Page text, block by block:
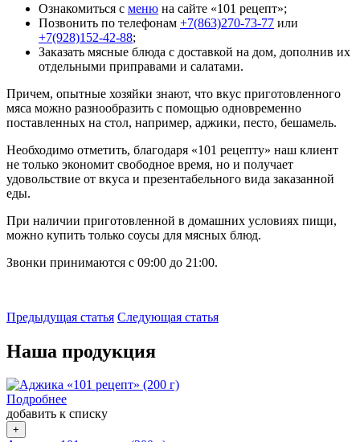
Ознакомиться с меню на сайте «101 рецепт»;
Позвонить по телефонам +7(863)270-73-77 или
+7(928)152-42-88;
Заказать мясные блюда с доставкой на дом, дополнив их
отдельными приправами и салатами.
Причем, опытные хозяйки знают, что вкус приготовленного
мяса можно разнообразить с помощью одновременно
поставленных на стол, например, аджики, песто, бешамель.
Необходимо отметить, благодаря «101 рецепту» наш клиент
не только экономит свободное время, но и получает
удовольствие от вкуса и презентабельного вида заказанной
еды.
При наличии приготовленной в домашних условиях пищи,
можно купить только соусы для мясных блюд.
Звонки принимаются с 09:00 до 21:00.
Предыдущая статья Следующая статья
Наша продукция
Подробнее
добавить к списку
+